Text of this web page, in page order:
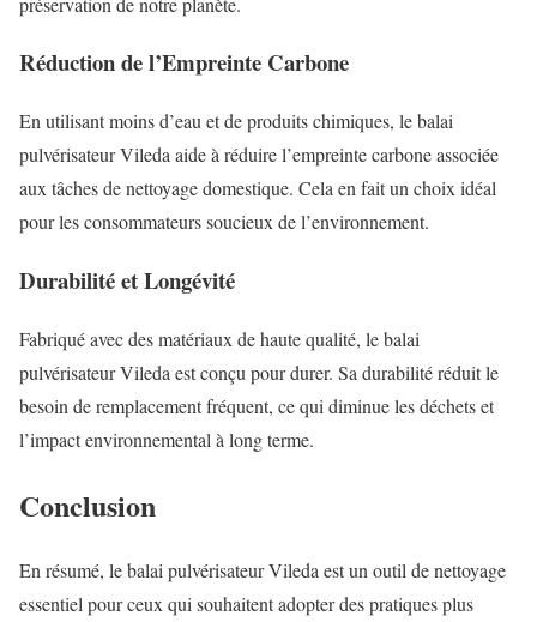
Réduction de l’Empreinte Carbone
En utilisant moins d’eau et de produits chimiques, le balai
pulvérisateur Vileda aide à réduire l’empreinte carbone associée
aux tâches de nettoyage domestique. Cela en fait un choix idéal
pour les consommateurs soucieux de l’environnement.
Durabilité et Longévité
Fabriqué avec des matériaux de haute qualité, le balai
pulvérisateur Vileda est conçu pour durer. Sa durabilité réduit le
besoin de remplacement fréquent, ce qui diminue les déchets et
l’impact environnemental à long terme.
Conclusion
En résumé, le balai pulvérisateur Vileda est un outil de nettoyage
essentiel pour ceux qui souhaitent adopter des pratiques plus